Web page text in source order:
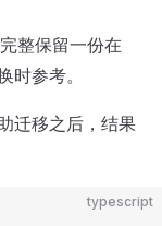
整保留一份在
时参考。
迁移之后，结果
typescript